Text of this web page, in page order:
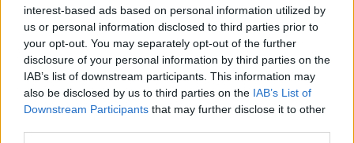
interest-based ads based on personal information utilized by
us or personal information disclosed to third parties prior to
your opt-out. You may separately opt-out of the further
disclosure of your personal information by third parties on the
IAB’s list of downstream participants. This information may
also be disclosed by us to third parties on the IAB’s List of
Downstream Participants that may further disclose it to other